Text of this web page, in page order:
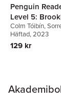
Penguin
Level 5:
(ELT Graded
Colm Tóibín,
Häftad, 2023
129 kr